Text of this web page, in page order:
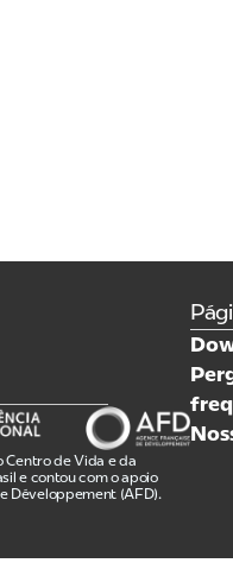
de Vida e da
e contou com o apoio
Développement (AFD).